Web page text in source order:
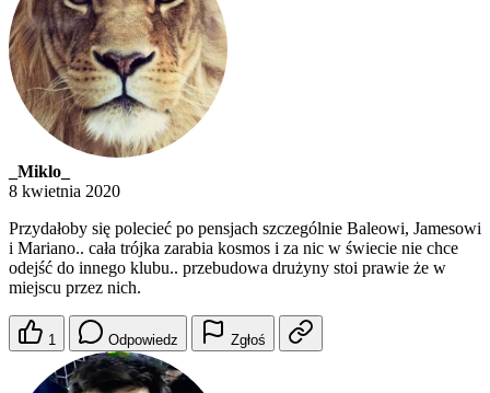
_Miklo_
8 kwietnia 2020
Przydałoby się polecieć po pensjach szczególnie Baleowi, Jamesowi
i Mariano.. cała trójka zarabia kosmos i za nic w świecie nie chce
odejść do innego klubu.. przebudowa drużyny stoi prawie że w
miejscu przez nich.
1 Odpowiedz Zgłoś